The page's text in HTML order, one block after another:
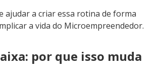
ajudar a criar essa rotina de forma
a vida do Microempreendedor.
por que isso muda